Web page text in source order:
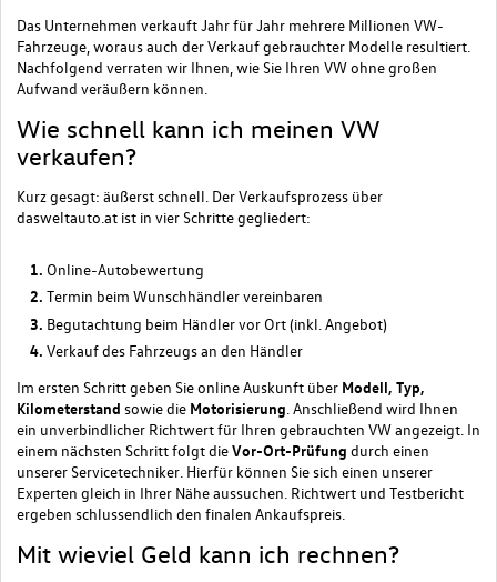
Das Unternehmen verkauft Jahr für Jahr mehrere Millionen VW-
Fahrzeuge, woraus auch der Verkauf gebrauchter Modelle resultiert.
Nachfolgend verraten wir Ihnen, wie Sie Ihren VW ohne großen
Aufwand veräußern können.
Wie schnell kann ich meinen VW
verkaufen?
Kurz gesagt: äußerst schnell. Der Verkaufsprozess über
dasweltauto.at ist in vier Schritte gegliedert:
Online-Autobewertung
Termin beim Wunschhändler vereinbaren
Begutachtung beim Händler vor Ort (inkl. Angebot)
Verkauf des Fahrzeugs an den Händler
Im ersten Schritt geben Sie online Auskunft über Modell, Typ,
Kilometerstand sowie die Motorisierung. Anschließend wird Ihnen
ein unverbindlicher Richtwert für Ihren gebrauchten VW angezeigt. In
einem nächsten Schritt folgt dieVor-Ort-Prüfung durch einen
unserer Servicetechniker. Hierfür können Sie sich einen unserer
Experten gleich in Ihrer Nähe aussuchen. Richtwert und Testbericht
ergeben schlussendlich den finalen Ankaufspreis.
Mit wieviel Geld kann ich rechnen?